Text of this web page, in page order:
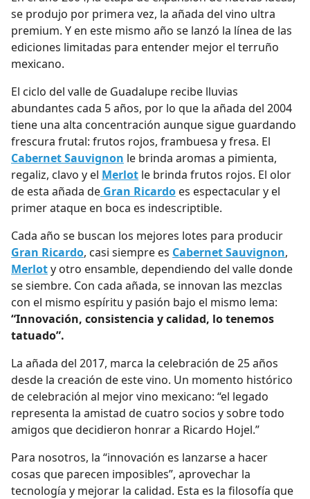
se produjo por primera vez, la añada del vino ultra
premium. Y en este mismo año se lanzó la línea de las
ediciones limitadas para entender mejor el terruño
mexicano.
El ciclo del valle de Guadalupe recibe lluvias
abundantes cada 5 años, por lo que la añada del 2004
tiene una alta concentración aunque sigue guardando
frescura frutal: frutos rojos, frambuesa y fresa. El
Cabernet Sauvignon le brinda aromas a pimienta,
regaliz, clavo y el Merlot le brinda frutos rojos. El olor
de esta añada de Gran Ricardo es espectacular y el
primer ataque en boca es indescriptible.
Cada año se buscan los mejores lotes para producir
Gran Ricardo, casi siempre es Cabernet Sauvignon,
Merloty otro ensamble, dependiendo del valle donde
se siembre. Con cada añada, se innovan las mezclas
con el mismo espíritu y pasión bajo el mismo lema:
“Innovación, consistencia y calidad, lo tenemos
tatuado”.
La añada del 2017, marca la celebración de 25 años
desde la creación de este vino. Un momento histórico
de celebración al mejor vino mexicano: “el legado
representa la amistad de cuatro socios y sobre todo
amigos que decidieron honrar a Ricardo Hojel.”
Para nosotros, la “innovación es lanzarse a hacer
cosas que parecen imposibles”, aprovechar la
tecnología y mejorar la calidad. Esta es la filosofía que